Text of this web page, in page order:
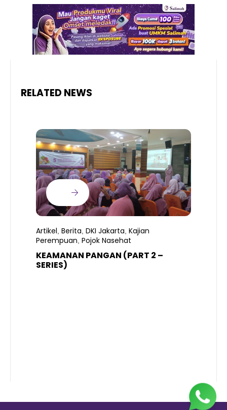
RELATED NEWS
Artikel, Berita, DKI Jakarta, Kajian
Perempuan, Pojok Nasehat
KEAMANAN PANGAN (PART 2 –
SERIES)